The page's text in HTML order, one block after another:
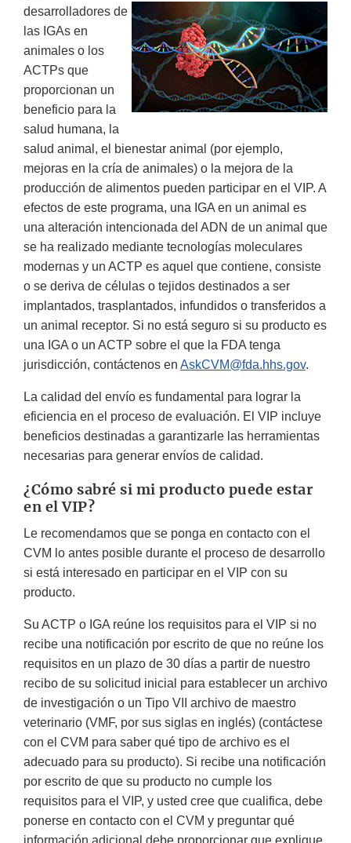
desarrolladores de
las IGAs en
animales o los
ACTPs que
proporcionan un
beneficio para la
salud humana, la
salud animal, el bienestar animal (por ejemplo,
mejoras en la cría de animales) o la mejora de la
producción de alimentos pueden participar en el VIP. A
efectos de este programa, una IGA en un animal es
una alteración intencionada del ADN de un animal que
se ha realizado mediante tecnologías moleculares
modernas y un ACTP es aquel que contiene, consiste
o se deriva de células o tejidos destinados a ser
implantados, trasplantados, infundidos o transferidos a
un animal receptor. Si no está seguro si su producto es
una IGA o un ACTP sobre el que la FDA tenga
jurisdicción, contáctenos en AskCVM@fda.hhs.gov.
La calidad del envío es fundamental para lograr la
eficiencia en el proceso de evaluación. El VIP incluye
beneficios destinadas a garantizarle las herramientas
necesarias para generar envíos de calidad.
¿Cómo sabré si mi producto puede estar
en el VIP?
Le recomendamos que se ponga en contacto con el
CVM lo antes posible durante el proceso de desarrollo
si está interesado en participar en el VIP con su
producto.
Su ACTP o IGA reúne los requisitos para el VIP si no
recibe una notificación por escrito de que no reúne los
requisitos en un plazo de 30 días a partir de nuestro
recibo de su solicitud inicial para establecer un archivo
de investigación o un Tipo VII archivo de maestro
veterinario (VMF, por sus siglas en inglés) (contáctese
con el CVM para saber qué tipo de archivo es el
adecuado para su producto). Si recibe una notificación
por escrito de que su producto no cumple los
requisitos para el VIP, y usted cree que cualifica, debe
ponerse en contacto con el CVM y preguntar qué